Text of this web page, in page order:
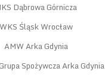
Dąbrowa Górnicza
WKS Śląsk Wrocław
AMW Arka Gdynia
Spożywcza Arka Gdynia